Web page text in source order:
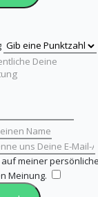
meiner
Meinung.